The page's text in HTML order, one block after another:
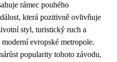
rámec pouhého
která pozitivně ovlivňuje
styl, turistický ruch a
evropské metropole.
popularity tohoto závodu,